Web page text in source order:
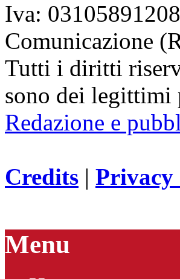
Iva:
Comunicazione
Tutti i diritti
sono dei legittimi
Redazione e
Credits |
Menu